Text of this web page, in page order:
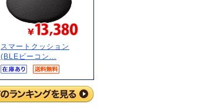
スマートクッション
(BLEビーコン...